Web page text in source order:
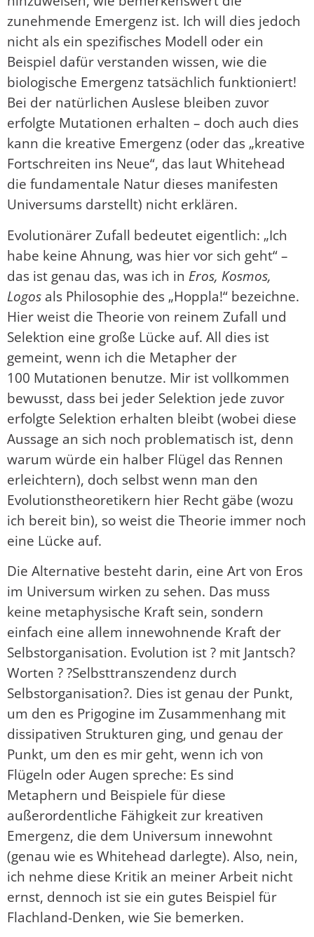
zunehmende Emergenz ist. Ich will dies jedoch
nicht als ein spezifisches Modell oder ein
Beispiel dafür verstanden wissen, wie die
biologische Emergenz tatsächlich funktioniert!
Bei der natürlichen Auslese bleiben zuvor
erfolgte Mutationen erhalten – doch auch dies
kann die kreative Emergenz (oder das „kreative
Fortschreiten ins Neue“, das laut Whitehead
die fundamentale Natur dieses manifesten
Universums darstellt) nicht erklären.
Evolutionärer Zufall bedeutet eigentlich: „Ich
habe keine Ahnung, was hier vor sich geht“ –
das ist genau das, was ich in Eros, Kosmos,
Logos als Philosophie des „Hoppla!“ bezeichne.
Hier weist die Theorie von reinem Zufall und
Selektion eine große Lücke auf. All dies ist
gemeint, wenn ich die Metapher der
100 Mutationen benutze. Mir ist vollkommen
bewusst, dass bei jeder Selektion jede zuvor
erfolgte Selektion erhalten bleibt (wobei diese
Aussage an sich noch problematisch ist, denn
warum würde ein halber Flügel das Rennen
erleichtern), doch selbst wenn man den
Evolutionstheoretikern hier Recht gäbe (wozu
ich bereit bin), so weist die Theorie immer noch
eine Lücke auf.
Die Alternative besteht darin, eine Art von Eros
im Universum wirken zu sehen. Das muss
keine metaphysische Kraft sein, sondern
einfach eine allem innewohnende Kraft der
Selbstorganisation. Evolution ist ? mit Jantsch?
Worten ? ?Selbsttranszendenz durch
Selbstorganisation?. Dies ist genau der Punkt,
um den es Prigogine im Zusammenhang mit
dissipativen Strukturen ging, und genau der
Punkt, um den es mir geht, wenn ich von
Flügeln oder Augen spreche: Es sind
Metaphern und Beispiele für diese
außerordentliche Fähigkeit zur kreativen
Emergenz, die dem Universum innewohnt
(genau wie es Whitehead darlegte). Also, nein,
ich nehme diese Kritik an meiner Arbeit nicht
ernst, dennoch ist sie ein gutes Beispiel für
Flachland-Denken, wie Sie bemerken.